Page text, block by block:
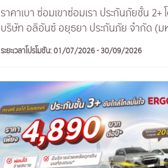
ราคาเบา ซ่อมเขาซ่อมเรา ประกันภัยชั้น 2+
บริษัท อลิอันซ์ อยุธยา ประกันภัย จำกัด (ม
ระยะเวลาโปรโมชัน: 01/07/2026 - 30/09/2026